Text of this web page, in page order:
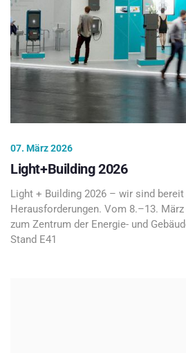
07. März 2026
Light+Building 2026
Light + Building 2026 – wir sind
Herausforderungen. Vom 8.–13.
zum Zentrum der Energie- und
Stand E41